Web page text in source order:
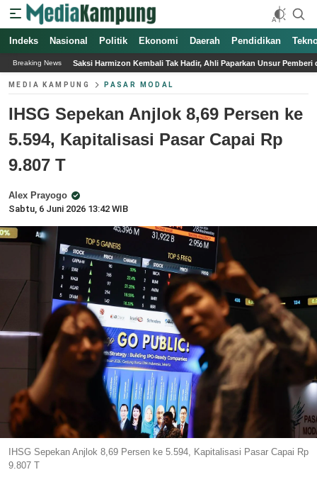
Indeks Nasional Politik Ekonomi Daerah Pendidikan
Breaking News
Kembali Tak Hadir, Ahli Paparkan Unsur Pemberi dan Penerima Gratifikasi
MEDIA KAMPUNG PASAR MODAL
IHSG Sepekan Anjlok 8,69 Persen ke
5.594, Kapitalisasi Pasar Capai Rp
9.807 T
Alex Prayogo
Sabtu, 6 Juni 2026 13:42 WIB
IHSG Sepekan Anjlok 8,69 Persen ke 5.594, Kapitalisasi Pasar Capai Rp
9.807 T